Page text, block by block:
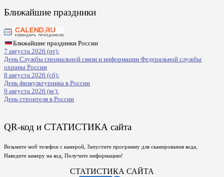
Ближайшие праздники
Ближайшие праздники России
7 августа 2026 (пт):
День Службы специальной связи и информации Федеральной службы
охраны России
8 августа 2026 (сб):
День физкультурника в России
9 августа 2026 (вс):
День строителя в России
QR-код и СТАТИСТИКА сайта
Возьмите моб телефон с камерой, Запустите программу для сканирования кода,
Наведите камеру на код, Получите информацию!
СТАТИСТИКА САЙТА